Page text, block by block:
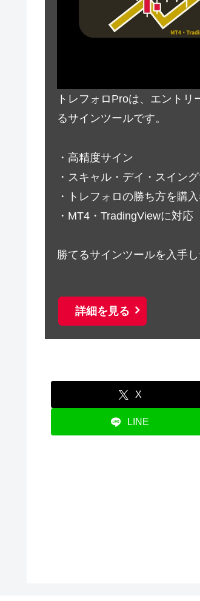
トレフォロProは、エント
るサインツールです。
・高精度サイン
・スキャル・デイ・スイン
・トレフォロの勝ち方を購
・MT4・TradingViewに対応
勝てるサインツールを入手
詳細を見る
X
LINE